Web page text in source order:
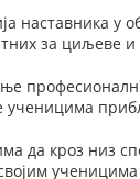
наставника у
за циљеве и
ученицима
да кроз низ